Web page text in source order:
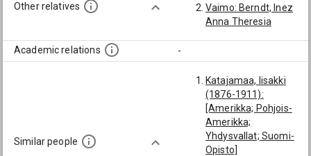
Other relatives
Vaimo: Berndt, Inez
Anna Theresia
Academic relations -
Similar people
Katajamaa, Iisakki
(1876-1911):
[Amerikka; Pohjois-
Amerikka;
Yhdysvallat; Suomi-
Opisto]